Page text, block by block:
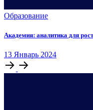
Образование
Академия: аналитика для
13 Январь 2024